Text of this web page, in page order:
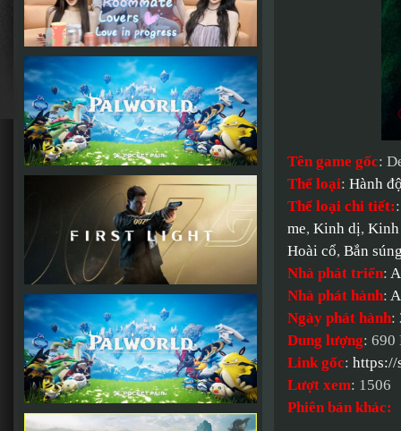
Tên game gốc:
Thể loại: Hành
Thể loại chi tiết:
me, Kinh dị,
Hoài cổ, Bắn
Nhà phát triển:
Nhà phát hành:
Ngày phát hành:
Dung lượng: 690
Link gốc: https://
Lượt xem: 1506
Phiên bản khác: